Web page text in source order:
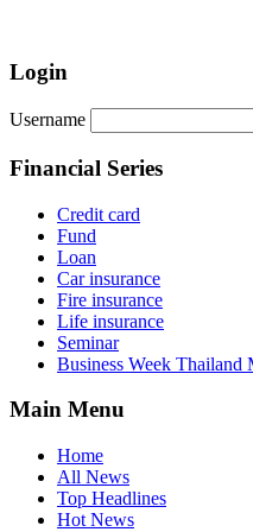
Login
Username
Financial Series
Credit card
Fund
Loan
Car insurance
Fire insurance
Life insurance
Seminar
Business Week Thailand
Main Menu
Home
All News
Top Headlines
Hot News